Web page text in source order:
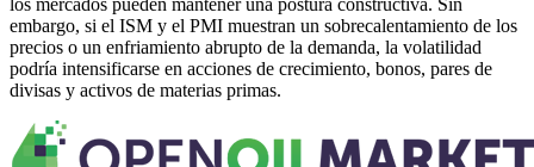
los mercados pueden mantener una postura constructiva. Sin
embargo, si el ISM y el PMI muestran un sobrecalentamiento de los
precios o un enfriamiento abrupto de la demanda, la volatilidad
podría intensificarse en acciones de crecimiento, bonos, pares de
divisas y activos de materias primas.